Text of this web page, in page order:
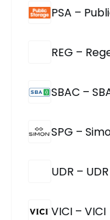
PSA –
REG –
SBAC –
SPG –
UDR – UDR
VICI – VICI